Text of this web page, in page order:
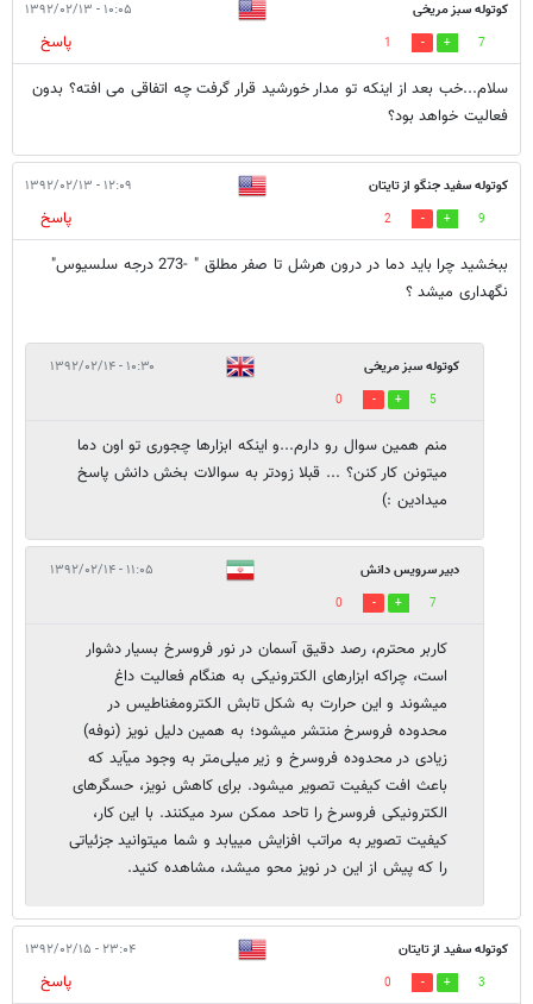
کوتوله سبز مریخی ۱۰:۰۵ - ۱۳۹۲/۰۲/۱۳
7
1
پاسخ
سلام...خب بعد از اینکه تو مدار خورشید قرار گرفت چه اتفاقی می افته؟ بدون
فعالیت خواهد بود؟
کوتوله سفید جنگو از تایتان ۱۲:۰۹ - ۱۳۹۲/۰۲/۱۳
9
2
پاسخ
ببخشید چرا باید دما در درون هرشل تا صفر مطلق " -273 درجه سلسیوس"
نگهداری میشد ؟
کوتوله سبز مریخی ۱۰:۳۰ - ۱۳۹۲/۰۲/۱۴
5
0
منم همین سوال رو دارم...و اینکه ابزارها چجوری تو اون دما
میتونن کار کنن؟ ... قبلا زودتر به سوالات بخش دانش پاسخ
میدادین :)
دبیر سرویس دانش ۱۱:۰۵ - ۱۳۹۲/۰۲/۱۴
7
0
کاربر محترم، رصد دقیق آسمان در نور فروسرخ بسیار دشوار
است، چراکه ابزارهای الکترونیکی به هنگام فعالیت داغ
می‎شوند و این حرارت به شکل تابش الکترومغناطیس در
محدوده فروسرخ منتشر می‏شود؛ به همین دلیل نویز (نوفه)
زیادی در محدوده فروسرخ و زیر میلی‌متر به وجود می‏آید که
باعث افت کیفیت تصویر می‏شود. برای کاهش نویز، حسگرهای
الکترونیکی فروسرخ را تاحد ممکن سرد می‎کنند. با این کار،
کیفیت تصویر به مراتب افزایش می‏یابد و شما می‏توانید جزئیاتی
را که پیش از این در نویز محو می‎شد، مشاهده کنید.
کوتوله سفید از تایتان ۲۳:۰۴ - ۱۳۹۲/۰۲/۱۵
3
0
پاسخ